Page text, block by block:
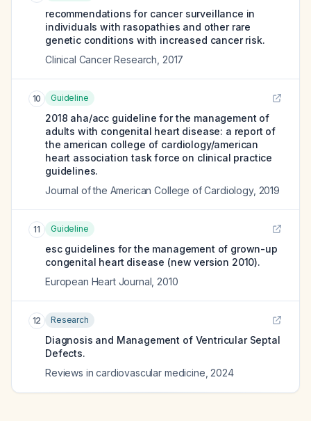
recommendations for cancer surveillance in
individuals with rasopathies and other rare
genetic conditions with increased cancer risk.
Clinical Cancer Research 2017
10 Guideline
2018 aha/acc guideline for the management of
adults with congenital heart disease: a report of
the american college of cardiology/american
heart association task force on clinical practice
guidelines.
Journal of the American College of Cardiology, 2019
11 Guideline
esc guidelines for the management of grown-up
congenital heart disease (new version 2010).
European Heart Journal 2010
12 Research
Diagnosis and Management of Ventricular Septal
Defects.
Reviews in cardiovascular medicine 2024